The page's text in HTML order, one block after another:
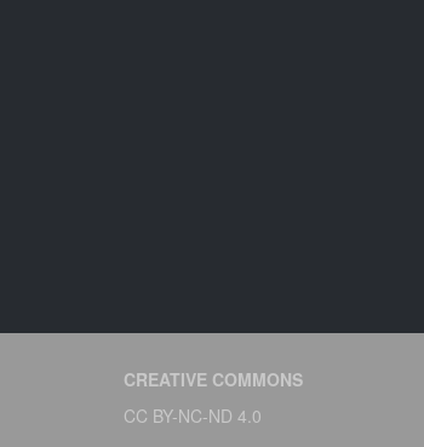
CREATIVE COMMONS
CC BY-NC-ND 4.0